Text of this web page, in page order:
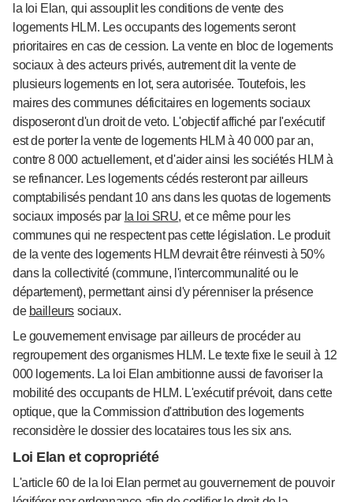
la loi Elan, qui assouplit les conditions de vente des
logements HLM. Les occupants des logements seront
prioritaires en cas de cession. La vente en bloc de logements
sociaux à des acteurs privés, autrement dit la vente de
plusieurs logements en lot, sera autorisée. Toutefois, les
maires des communes déficitaires en logements sociaux
disposeront d'un droit de veto. L'objectif affiché par l'exécutif
est de porter la vente de logements HLM à 40 000 par an,
contre 8 000 actuellement, et d'aider ainsi les sociétés HLM à
se refinancer. Les logements cédés resteront par ailleurs
comptabilisés pendant 10 ans dans les quotas de logements
sociaux imposés par la loi SRU, et ce même pour les
communes qui ne respectent pas cette législation. Le produit
de la vente des logements HLM devrait être réinvesti à 50%
dans la collectivité (commune, l'intercommunalité ou le
département), permettant ainsi d'y pérenniser la présence
de bailleurssociaux.
Le gouvernement envisage par ailleurs de procéder au
regroupement des organismes HLM. Le texte fixe le seuil à 12
000 logements. La loi Elan ambitionne aussi de favoriser la
mobilité des occupants de HLM. L'exécutif prévoit, dans cette
optique, que la Commission d'attribution des logements
reconsidère le dossier des locataires tous les six ans.
Loi Elan et copropriété
L'article 60 de la loi Elan permet au gouvernement de pouvoir